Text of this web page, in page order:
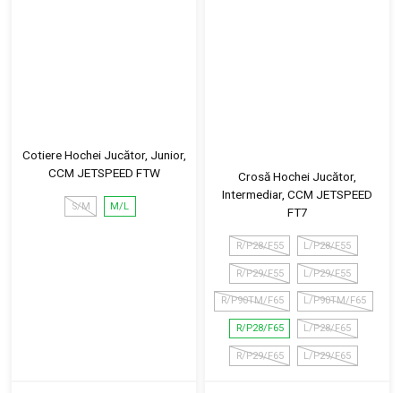
Cotiere Hochei Jucător, Junior,
CCM JETSPEED FTW
S/M M/L
Crosă Hochei Jucător,
Intermediar, CCM JETSPEED
FT7
R/P28/F55 L/P28/F55
R/P29/F55 L/P29/F55
R/P90TM/F65 L/P90TM/F65
R/P28/F65 L/P28/F65
R/P29/F65 L/P29/F65